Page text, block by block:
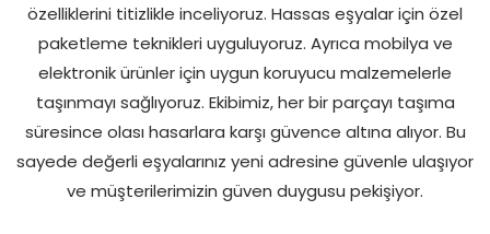
özelliklerini titizlikle inceliyoruz. Hassas eşyalar için özel
paketleme teknikleri uyguluyoruz. Ayrıca mobilya ve
elektronik ürünler için uygun koruyucu malzemelerle
taşınmayı sağlıyoruz. Ekibimiz, her bir parçayı taşıma
süresince olası hasarlara karşı güvence altına alıyor. Bu
sayede değerli eşyalarınız yeni adresine güvenle ulaşıyor
ve müşterilerimizin güven duygusu pekişiyor.